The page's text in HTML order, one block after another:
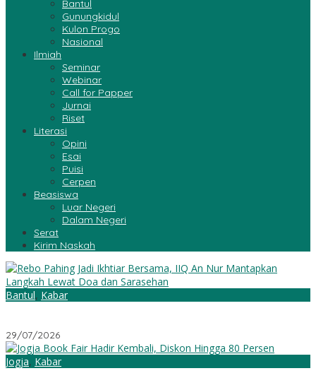
Bantul
Gunungkidul
Kulon Progo
Nasional
Ilmiah
Seminar
Webinar
Call for Papper
Jurnai
Riset
Literasi
Opini
Esai
Puisi
Cerpen
Beasiswa
Luar Negeri
Dalam Negeri
Serat
Kirim Naskah
Bantul, Kabar
29/07/2026
Jogja, Kabar